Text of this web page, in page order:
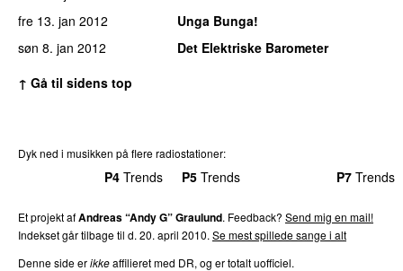
fre 13. jan 2012
Unga Bunga!
søn 8. jan 2012
Det Elektriske Barometer
↑ Gå til sidens top
Dyk ned i musikken på flere radiostationer:
P4 Trends P5 Trends P7 Trends
Et projekt afAndreas “Andy G” Graulund. Feedback? Send mig en mail!
Indekset går tilbage til d. 20. april 2010. Se mest spillede sange i alt
Denne side erikkeaffilieret med DR, og er totalt uofficiel.